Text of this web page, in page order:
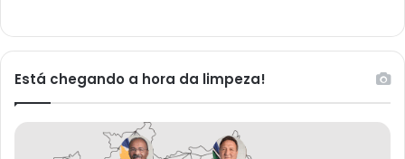
Está chegando a hora da limpeza!